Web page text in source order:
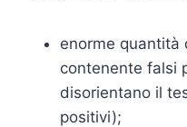
enorme quantità
contenente falsi
disorientano il
positivi);